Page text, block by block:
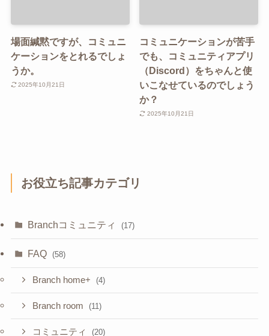
場面緘黙ですが、コミュニ
ケーションをとれるでしょ
うか。
2025年10月21日
コミュニケーションが苦手
でも、コミュニティアプリ
（Discord）をちゃんと使
いこなせているのでしょう
か？
2025年10月21日
お役立ち記事カテゴリ
Branchコミュニティ (17)
FAQ (58)
Branch home+ (4)
Branch room (11)
コミュニティ (20)